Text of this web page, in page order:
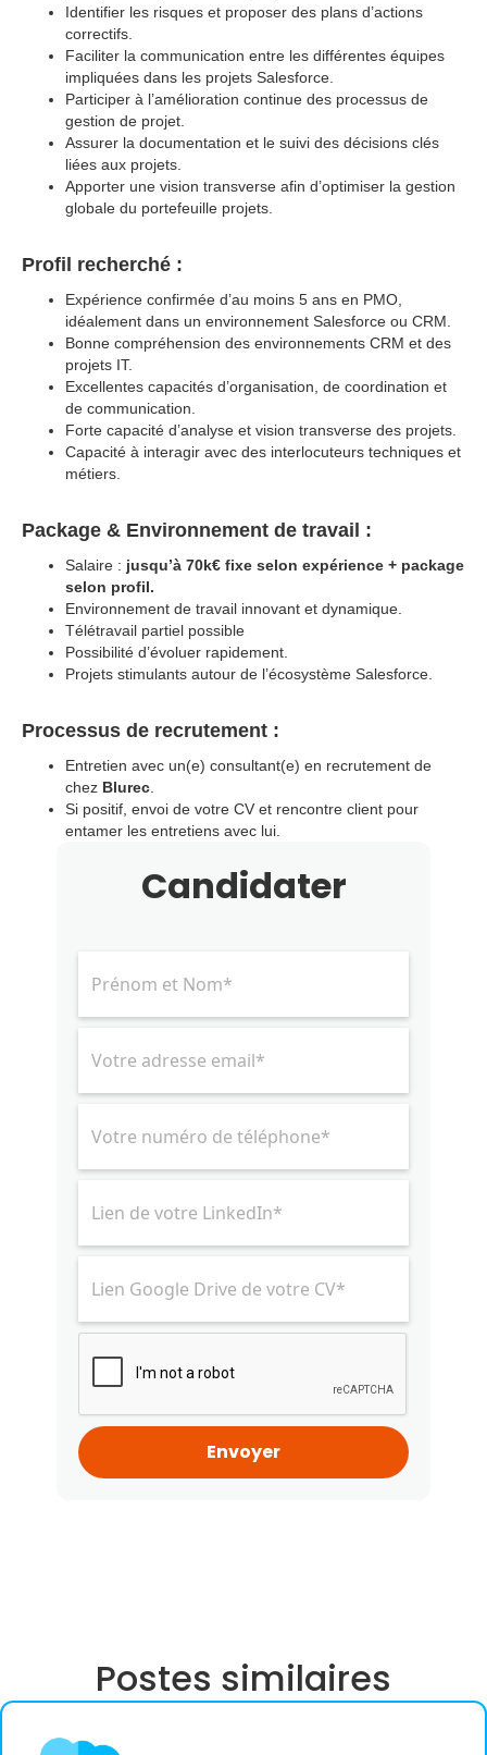
Identifier les risques et proposer des plans d’actions
correctifs.
Faciliter la communication entre les différentes équipes
impliquées dans les projets Salesforce.
Participer à l’amélioration continue des processus de
gestion de projet.
Assurer la documentation et le suivi des décisions clés
liées aux projets.
Apporter une vision transverse afin d’optimiser la gestion
globale du portefeuille projets.
Profil recherché :
Expérience confirmée d’au moins 5 ans en PMO,
idéalement dans un environnement Salesforce ou CRM.
Bonne compréhension des environnements CRM et des
projets IT.
Excellentes capacités d’organisation, de coordination et
de communication.
Forte capacité d’analyse et vision transverse des projets.
Capacité à interagir avec des interlocuteurs techniques et
métiers.
Package & Environnement de travail :
Salaire : jusqu’à 70k€ fixe selon expérience + package
selon profil.
Environnement de travail innovant et dynamique.
Télétravail partiel possible
Possibilité d’évoluer rapidement.
Projets stimulants autour de l’écosystème Salesforce.
Processus de recrutement :
Entretien avec un(e) consultant(e) en recrutement de
chez Blurec
Si positif, envoi de votre CV et rencontre client pour
entamer les entretiens avec lui.
Candidater
Postes similaires